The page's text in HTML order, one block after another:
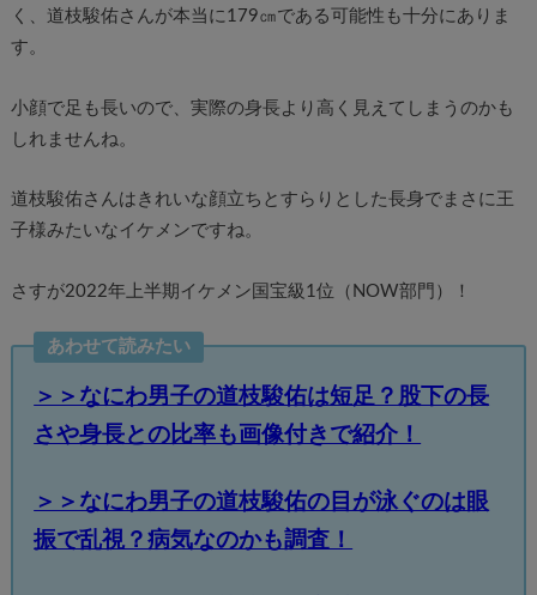
く、道枝駿佑さんが本当に179㎝である可能性も十分にありま
す。
小顔で足も長いので、実際の身長より高く見えてしまうのかも
しれませんね。
道枝駿佑さんはきれいな顔立ちとすらりとした長身でまさに王
子様みたいなイケメンですね。
さすが2022年上半期イケメン国宝級1位（NOW部門）！
あわせて読みたい
＞＞なにわ男子の道枝駿佑は短足？股下の長
さや身長との比率も画像付きで紹介！
＞＞なにわ男子の道枝駿佑の目が泳ぐのは眼
振で乱視？病気なのかも調査！